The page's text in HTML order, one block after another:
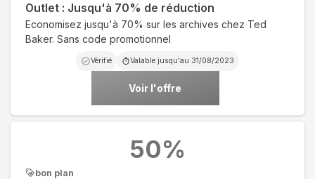
Outlet : Jusqu'à 70% de réduction
Economisez jusqu'à 70% sur les archives chez Ted
Baker. Sans code promotionnel
Vérifié Valable jusqu'au 31/08/2023
Voir l'offre
bon plan
50%